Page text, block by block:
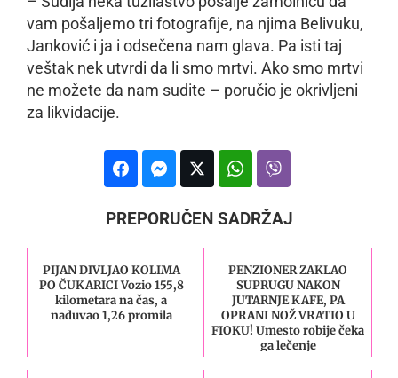
vam pošaljemo tri fotografije, na njima Belivuku,
Janković i ja i odsečena nam glava. Pa isti taj
veštak nek utvrdi da li smo mrtvi. Ako smo mrtvi
ne možete da nam sudite – poručio je okrivljeni
za likvidacije.
PREPORUČEN SADRŽAJ
PIJAN DIVLJAO KOLIMA
PO ČUKARICI Vozio 155,8
kilometara na čas, a
naduvao 1,26 promila
PENZIONER ZAKLAO
SUPRUGU NAKON
JUTARNJE KAFE, PA
OPRANI NOŽ VRATIO U
FIOKU! Umesto robije čeka
ga lečenje